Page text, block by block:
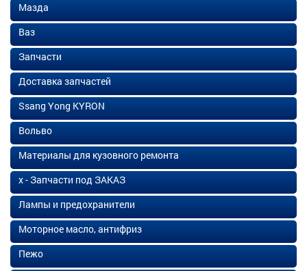
Мазда
Ваз
Запчасти
Доставка запчастей
Ssang Yong KYRON
Вольво
Материалы для кузовного ремонта
х - Запчасти под ЗАКАЗ
Лампы и предохранители
Моторное масло, антифриз
Пежо